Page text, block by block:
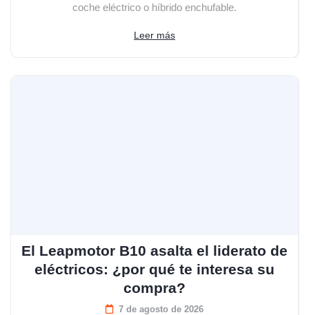
coche eléctrico o híbrido enchufable.
Leer más
El Leapmotor B10 asalta el liderato de
eléctricos: ¿por qué te interesa su
compra?
7 de agosto de 2026